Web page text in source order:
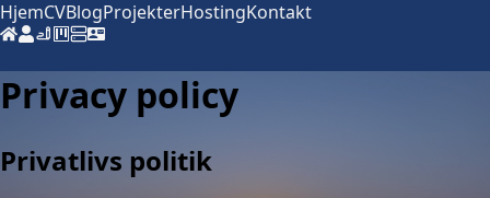
HjemCVBlogProjekterHostingKontakt
Privacy policy
Privatlivs politik